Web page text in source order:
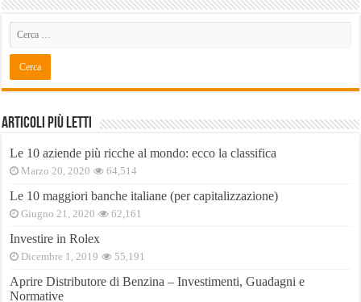
Articoli Più Letti
Le 10 aziende più ricche al mondo: ecco la classifica
Marzo 20, 2020 64,514
Le 10 maggiori banche italiane (per capitalizzazione)
Giugno 21, 2020 62,161
Investire in Rolex
Dicembre 1, 2019 55,191
Aprire Distributore di Benzina – Investimenti, Guadagni e
Normative